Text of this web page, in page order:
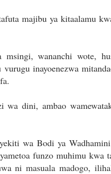
majibu ya kitaalamu
wananchi wote,
inayoenezwa
dini, ambao
wa Bodi ya
funzo muhimu kwa
ni masuala madogo,